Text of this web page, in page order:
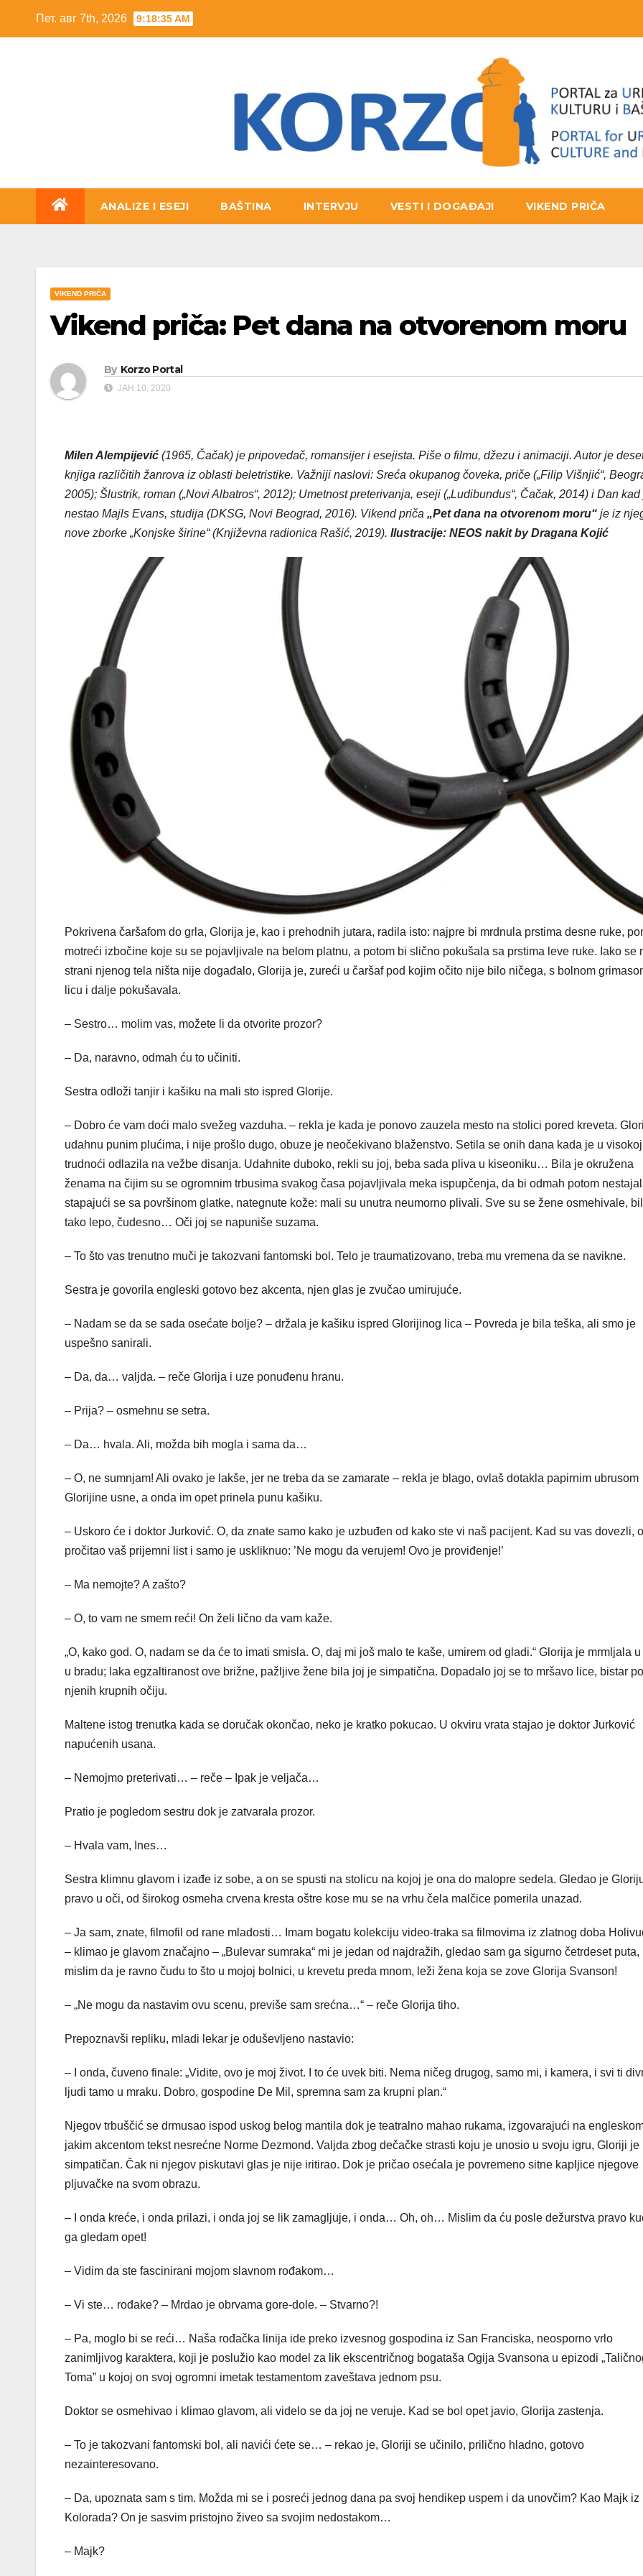
Пет. авг 7th, 2026 9:18:36 AM
ANALIZE I ESEJI BAŠTINA INTERVJU VESTI I DOGAĐAJI VIKEND PRIČA
VIKEND PRIČA
Vikend priča: Pet dana na otvorenom moru
By Korzo Portal
ЈАН 10, 2020
Milen Alempijević (1965, Čačak) je pripovedač, romansijer i esejista. Piše o filmu, džezu i animaciji. Autor je
knjiga različitih žanrova iz oblasti beletristike. Važniji naslovi: Sreća okupanog čoveka, priče („Filip Višnjić“,
2005); Šlustrik, roman („Novi Albatros“, 2012); Umetnost preterivanja, eseji („Ludibundus“, Čačak, 2014) i Dan kad
nestao Majls Evans, studija (DKSG, Novi Beograd, 2016). Vikend priča „Pet dana na otvorenom moru“ je iz
nove zborke „Konjske širine“ (Književna radionica Rašić, 2019). Ilustracije: NEOS nakit by Dragana Kojić
Pokrivena čaršafom do grla, Glorija je, kao i prehodnih jutara, radila isto: najpre bi mrdnula prstima desne ruke,
motreći izbočine koje su se pojavljivale na belom platnu, a potom bi slično pokušala sa prstima leve ruke. Iako se
strani njenog tela ništa nije događalo, Glorija je, zureći u čaršaf pod kojim očito nije bilo ničega, s bolnom
licu i dalje pokušavala.
– Sestro… molim vas, možete li da otvorite prozor?
– Da, naravno, odmah ću to učiniti.
Sestra odloži tanjir i kašiku na mali sto ispred Glorije.
– Dobro će vam doći malo svežeg vazduha. – rekla je kada je ponovo zauzela mesto na stolici pored kreveta.
udahnu punim plućima, i nije prošlo dugo, obuze je neočekivano blaženstvo. Setila se onih dana kada je u visokoj
trudnoći odlazila na vežbe disanja. Udahnite duboko, rekli su joj, beba sada pliva u kiseoniku… Bila je okružena
ženama na čijim su se ogromnim trbusima svakog časa pojavljivala meka ispupčenja, da bi odmah potom
stapajući se sa površinom glatke, nategnute kože: mali su unutra neumorno plivali. Sve su se žene osmehivale,
tako lepo, čudesno… Oči joj se napuniše suzama.
– To što vas trenutno muči je takozvani fantomski bol. Telo je traumatizovano, treba mu vremena da se navikne.
Sestra je govorila engleski gotovo bez akcenta, njen glas je zvučao umirujuće.
– Nadam se da se sada osećate bolje? – držala je kašiku ispred Glorijinog lica – Povreda je bila teška, ali smo je
uspešno sanirali.
– Da, da… valjda. – reče Glorija i uze ponuđenu hranu.
– Prija? – osmehnu se setra.
– Da… hvala. Ali, možda bih mogla i sama da…
– O, ne sumnjam! Ali ovako je lakše, jer ne treba da se zamarate – rekla je blago, ovlaš dotakla papirnim ubrusom
Glorijine usne, a onda im opet prinela punu kašiku.
– Uskoro će i doktor Jurković. O, da znate samo kako je uzbuđen od kako ste vi naš pacijent. Kad su vas dovezli,
pročitao vaš prijemni list i samo je uskliknuo: ’Ne mogu da verujem! Ovo je proviđenje!’
– Ma nemojte? A zašto?
– O, to vam ne smem reći! On želi lično da vam kaže.
„O, kako god. O, nadam se da će to imati smisla. O, daj mi još malo te kaše, umirem od gladi.“ Glorija je mrmljala
u bradu; laka egzaltiranost ove brižne, pažljive žene bila joj je simpatična. Dopadalo joj se to mršavo lice, bistar
njenih krupnih očiju.
Maltene istog trenutka kada se doručak okončao, neko je kratko pokucao. U okviru vrata stajao je doktor Jurković
napućenih usana.
– Nemojmo preterivati… – reče – Ipak je veljača…
Pratio je pogledom sestru dok je zatvarala prozor.
– Hvala vam, Ines…
Sestra klimnu glavom i izađe iz sobe, a on se spusti na stolicu na kojoj je ona do malopre sedela. Gledao je
pravo u oči, od širokog osmeha crvena kresta oštre kose mu se na vrhu čela malčice pomerila unazad.
– Ja sam, znate, filmofil od rane mladosti… Imam bogatu kolekciju video-traka sa filmovima iz zlatnog doba
– klimao je glavom značajno – „Bulevar sumraka“ mi je jedan od najdražih, gledao sam ga sigurno četrdeset puta,
mislim da je ravno čudu to što u mojoj bolnici, u krevetu preda mnom, leži žena koja se zove Glorija Svanson!
– „Ne mogu da nastavim ovu scenu, previše sam srećna…“ – reče Glorija tiho.
Prepoznavši repliku, mladi lekar je oduševljeno nastavio:
– I onda, čuveno finale: „Vidite, ovo je moj život. I to će uvek biti. Nema ničeg drugog, samo mi, i kamera, i svi ti
ljudi tamo u mraku. Dobro, gospodine De Mil, spremna sam za krupni plan.“
Njegov trbuščić se drmusao ispod uskog belog mantila dok je teatralno mahao rukama, izgovarajući na
jakim akcentom tekst nesrećne Norme Dezmond. Valjda zbog dečačke strasti koju je unosio u svoju igru, Gloriji je
simpatičan. Čak ni njegov piskutavi glas je nije iritirao. Dok je pričao osećala je povremeno sitne kapljice njegove
pljuvačke na svom obrazu.
– I onda kreće, i onda prilazi, i onda joj se lik zamagljuje, i onda… Oh, oh… Mislim da ću posle dežurstva pravo
ga gledam opet!
– Vidim da ste fascinirani mojom slavnom rođakom…
– Vi ste… rođake? – Mrdao je obrvama gore-dole. – Stvarno?!
– Pa, moglo bi se reći… Naša rođačka linija ide preko izvesnog gospodina iz San Franciska, neosporno vrlo
zanimljivog karaktera, koji je poslužio kao model za lik ekscentričnog bogataša Ogija Svansona u epizodi
Toma” u kojoj on svoj ogromni imetak testamentom zaveštava jednom psu.
Doktor se osmehivao i klimao glavom, ali videlo se da joj ne veruje. Kad se bol opet javio, Glorija zastenja.
– To je takozvani fantomski bol, ali navići ćete se… – rekao je, Gloriji se učinilo, prilično hladno, gotovo
nezainteresovano.
– Da, upoznata sam s tim. Možda mi se i posreći jednog dana pa svoj hendikep uspem i da unovčim? Kao Majk iz
Kolorada? On je sasvim pristojno živeo sa svojim nedostakom…
– Majk?